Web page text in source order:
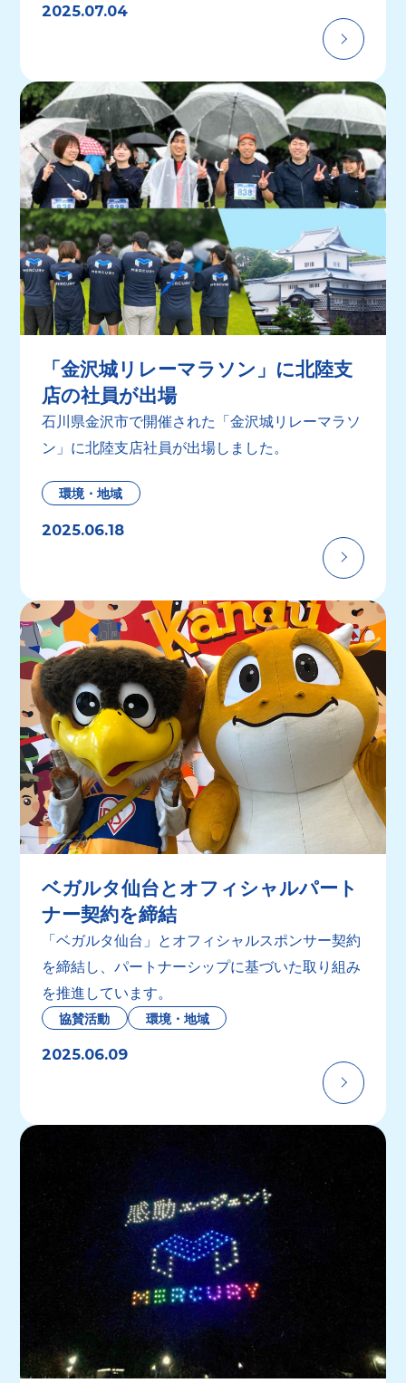
2025.07.04
「金沢城リレーマラソン」に北陸支
店の社員が出場
石川県金沢市で開催された「金沢城リレーマラソ
ン」に北陸支店社員が出場しました。
環境・地域
2025.06.18
ベガルタ仙台とオフィシャルパート
ナー契約を締結
「ベガルタ仙台」とオフィシャルスポンサー契約
を締結し、パートナーシップに基づいた取り組み
を推進しています。
協賛活動 環境・地域
2025.06.09